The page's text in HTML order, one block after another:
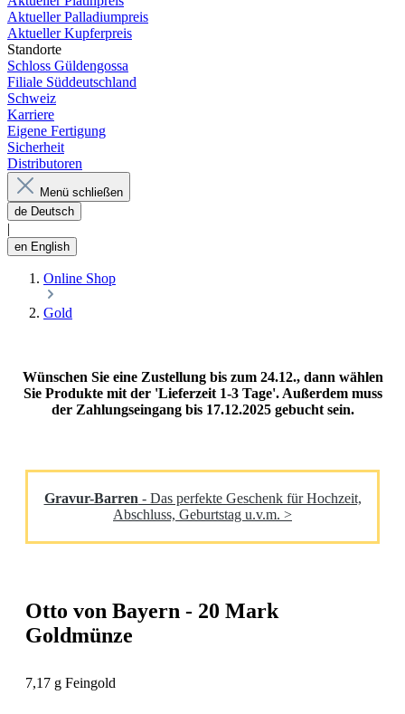
Aktueller Palladiumpreis
Aktueller Kupferpreis
Standorte
Schloss Güldengossa
Filiale Süddeutschland
Schweiz
Karriere
Eigene Fertigung
Sicherheit
Distributoren
Menü schließen
de Deutsch
en English
Online Shop
Gold
Wünschen Sie eine Zustellung bis zum 24.12., dann wählen
Sie Produkte mit der 'Lieferzeit 1-3 Tage'. Außerdem muss
der Zahlungseingang bis 17.12.2025 gebucht sein.
Gravur-Barren - Das perfekte Geschenk für Hochzeit,
Abschluss, Geburtstag u.v.m. >
Otto von Bayern - 20 Mark
Goldmünze
7,17 g Feingold